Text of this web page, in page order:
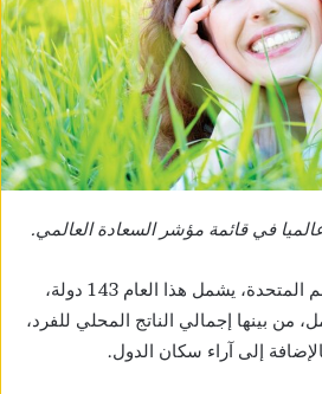
والتقرير الصادر برعاية الأمم المتحدة، يشمل هذا العام 143 دولة،
من بينها إجمالي الناتج المحلي للفرد،
إلى آراء سكان الدول.